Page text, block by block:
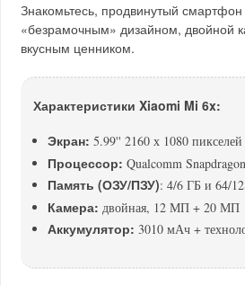
Знакомьтесь, продвинутый
«безрамочным» дизайном, двойной
вкусным ценником.
Характеристики Xiaomi Mi 6x:
Экран:5.99'' 2160 х 1080 пикселей
Процессор: Qualcomm
Память (ОЗУ/ПЗУ): 4/6 ГБ и 64/
Камера: двойная, 12 МП + 20 МП
Аккумулятор: 3010 мАч +